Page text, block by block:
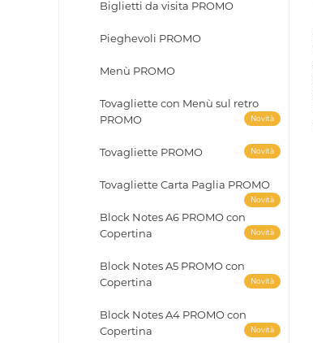
Biglietti da visita PROMO
Pieghevoli PROMO
Menù PROMO
Tovagliette con Menù sul retro
PROMO
Novità
Tovagliette PROMO Novità
Tovagliette Carta Paglia PROMO
Novità
Block Notes A6 PROMO con
Copertina
Novità
Block Notes A5 PROMO con
Copertina
Novità
Block Notes A4 PROMO con
Copertina
Novità